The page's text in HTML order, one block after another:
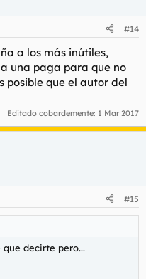
equivocado, puede
#14
a los más inútiles,
una paga para que no
posible que el autor del
Editado cobardemente: 1 Mar 2017
#15
que decirte pero...